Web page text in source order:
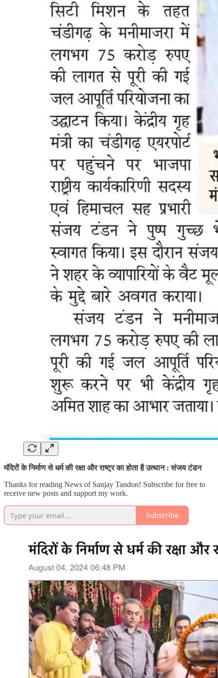
मंदिरों के निर्माण से धर्म की रक्षा और राष्ट्र का होता है उत्थान : संजय टंडन
Thanks for reading News of Sanjay Tandon! Subscribe for free to
receive new posts and support my work.
Subscribe